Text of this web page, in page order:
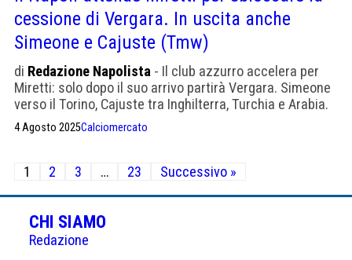
cessione di Vergara. In uscita anche
Simeone e Cajuste (Tmw)
di Redazione Napolista - Il club azzurro accelera per
Miretti: solo dopo il suo arrivo partirà Vergara. Simeone
verso il Torino, Cajuste tra Inghilterra, Turchia e Arabia.
4 Agosto 2025Calciomercato
Paginazione
degli
articoli
1 2 3 … 23 Successivo »
CHI SIAMO
Redazione